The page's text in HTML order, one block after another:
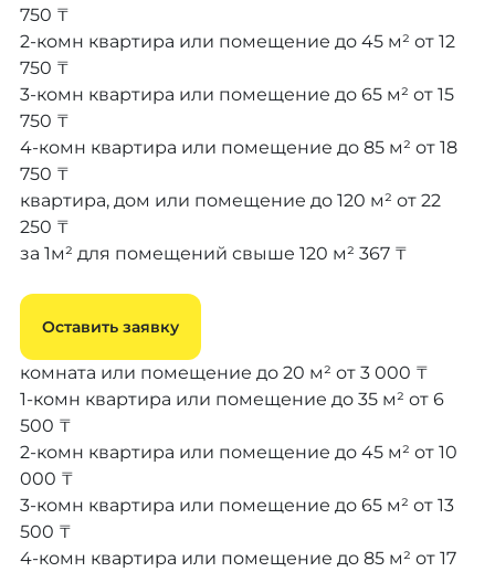
750 ₸
2-комн квартира или помещение до 45 м² от 12
750 ₸
3-комн квартира или помещение до 65 м² от 15
750 ₸
4-комн квартира или помещение до 85 м² от 18
750 ₸
квартира, дом или помещение до 120 м² от 22
250 ₸
за 1м² для помещений свыше 120 м² 367 ₸
Оставить заявку
комната или помещение до 20 м² от 3 000 ₸
1-комн квартира или помещение до 35 м² от 6
500 ₸
2-комн квартира или помещение до 45 м² от 10
000 ₸
3-комн квартира или помещение до 65 м² от 13
500 ₸
4-комн квартира или помещение до 85 м² от 17